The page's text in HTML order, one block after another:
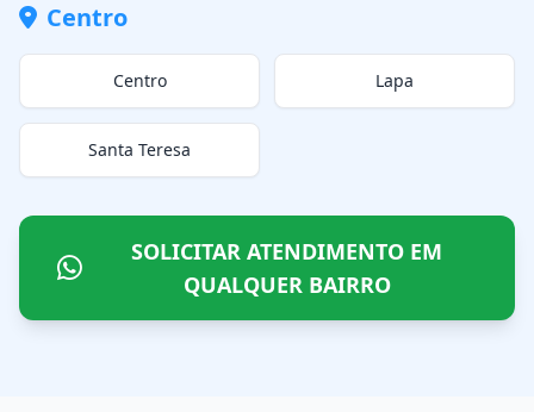
Centro
Centro Lapa
Santa Teresa
SOLICITAR ATENDIMENTO EM
QUALQUER BAIRRO